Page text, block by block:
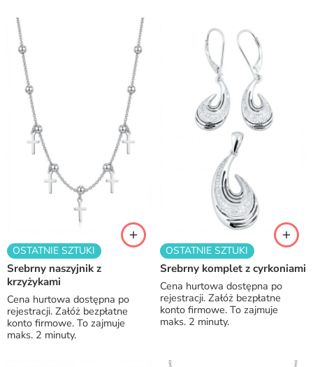
OSTATNIE SZTUKI
Srebrny naszyjnik z
krzyżykami
Cena hurtowa dostępna po
rejestracji. Załóż bezpłatne
konto firmowe. To zajmuje
maks. 2 minuty.
OSTATNIE SZTUKI
Srebrny komplet z cyrkoniami
Cena hurtowa dostępna po
rejestracji. Załóż bezpłatne
konto firmowe. To zajmuje
maks. 2 minuty.